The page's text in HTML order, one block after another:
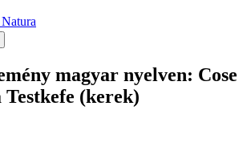
magyar nyelven: Cose
(kerek)